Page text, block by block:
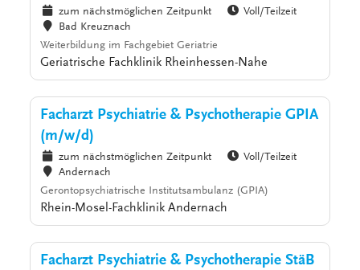
zum nächstmöglichen Zeitpunkt
Voll/Teilzeit
Bad Kreuznach
Weiterbildung im Fachgebiet Geriatrie
Geriatrische Fachklinik Rheinhessen-Nahe
Facharzt Psychiatrie & Psychotherapie GPIA
(m/w/d)
zum nächstmöglichen Zeitpunkt
Voll/Teilzeit
Andernach
Gerontopsychiatrische Institutsambulanz (GPIA)
Rhein-Mosel-Fachklinik Andernach
Facharzt Psychiatrie & Psychotherapie StäB